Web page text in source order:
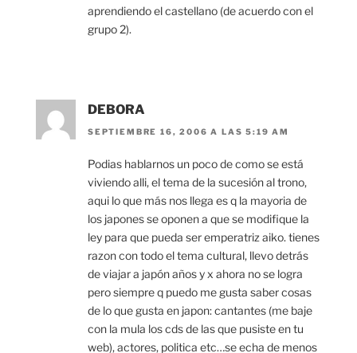
aprendiendo el castellano (de acuerdo con el
grupo 2).
DEBORA
SEPTIEMBRE 16, 2006 A LAS 5:19 AM
Podias hablarnos un poco de como se está
viviendo alli, el tema de la sucesión al trono,
aqui lo que más nos llega es q la mayoria de
los japones se oponen a que se modifique la
ley para que pueda ser emperatriz aiko. tienes
razon con todo el tema cultural, llevo detrás
de viajar a japón años y x ahora no se logra
pero siempre q puedo me gusta saber cosas
de lo que gusta en japon: cantantes (me baje
con la mula los cds de las que pusiste en tu
web), actores, politica etc…se echa de menos